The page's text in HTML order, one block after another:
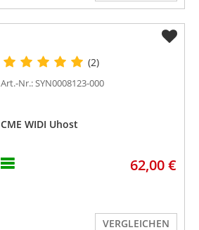
(2)
Art.-Nr.: SYN0008123-000
CME WIDI Uhost
62,00 €
VERGLEICHEN